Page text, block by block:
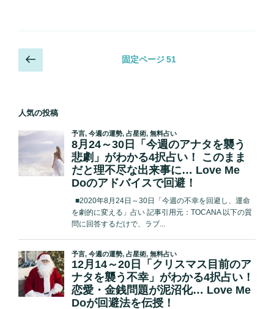
ア
ナ
タ
く
メ
ー
ジ
動
物
4
択
占
投
稿
ペ
り
前
の
ジ
固定ページ51
人気の投稿